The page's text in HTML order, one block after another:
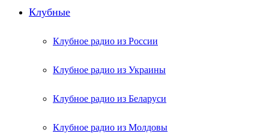
Клубные
Клубное радио из России
Клубное радио из Украины
Клубное радио из Беларуси
Клубное радио из Молдовы